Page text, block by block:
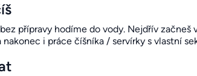
přípravy hodíme do vody. Nejdřív
i práce číšníka / servírky s vlastní